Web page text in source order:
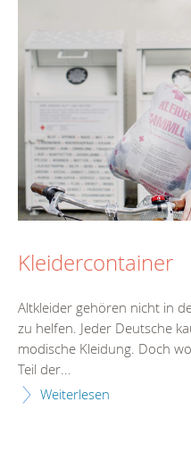
Kleidercontainer
Altkleider gehören nicht in
zu helfen. Jeder Deutsche
modische Kleidung. Doch
Teil der...
Weiterlesen